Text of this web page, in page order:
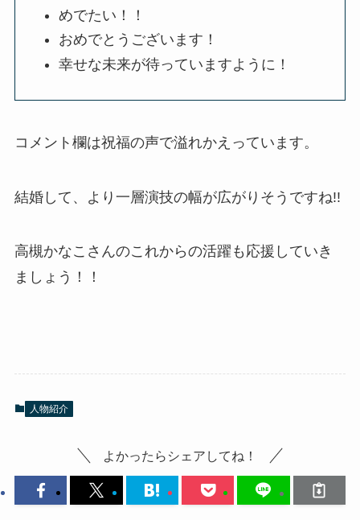
めでたい！！
おめでとうございます！
幸せな未来が待っていますように！
コメント欄は祝福の声で溢れかえっています。
結婚して、より一層演技の幅が広がりそうですね!!
高槻かなこさんのこれからの活躍も応援していき
ましょう！！
人物紹介
よかったらシェアしてね！